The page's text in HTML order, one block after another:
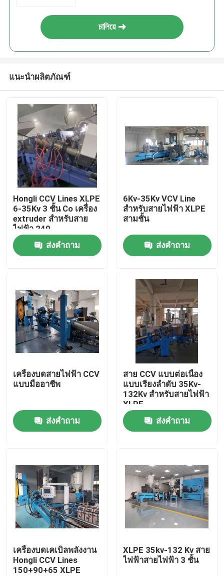
สินค้า
วิดีโอ
เกี่ยวกับเรา
ทัวร์โรงงาน
ติดต่อเรา
ขอใบเสนอราคา
เครื่องอัดรีดลวด
চালিয়ে
แนะนำผลิตภัณฑ์
Hongli CCV Lines XLPE
6-35Kv 3 ชั้น Co เครื่อง
extruder สําหรับสาย
ไฟฟ้า 240
ส่งคำถาม
6Kv-35Kv VCV Line
สําหรับสายไฟฟ้า XLPE
สามชั้น
ส่งคำถาม
เครื่องบดสายไฟฟ้า CCV
แบบมืออาชีพ
ส่งคำถาม
สาย CCV แบบต่อเนื่อง
แบบเรียงลําดับ 35Kv-
132Kv สําหรับสายไฟฟ้า
XLPE
ส่งคำถาม
เครื่องบดเคเบิลพลังงาน
Hongli CCV Lines
150+90+65 XLPE
XLPE 35kv-132 Kv สาย
ไฟฟ้าสายไฟฟ้า 3 ชั้น